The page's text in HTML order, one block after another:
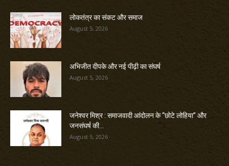
लोकतंत्र का संकट और समाज
August 5, 2026
अभिजीत दीपके और नई पीढ़ी का संघर्ष
August 5, 2026
जनेश्वर मिश्र : समाजवादी आंदोलन के “छोटे लोहिया” और
जनसंघर्ष की...
August 5, 2026